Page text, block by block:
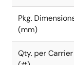
Pkg.
(mm)
Qty. per Carrier